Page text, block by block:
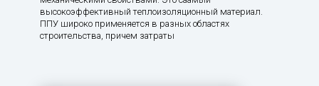
высокоэффективный теплоизоляционный материал.
ППУ широко применяется в разных областях
строительства, причем затраты